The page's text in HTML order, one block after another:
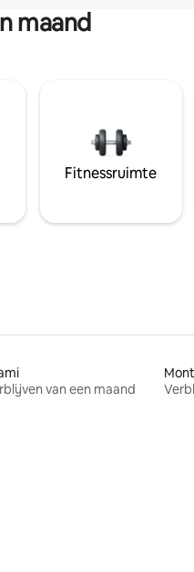
maand
Fitnessruimte
van een maand